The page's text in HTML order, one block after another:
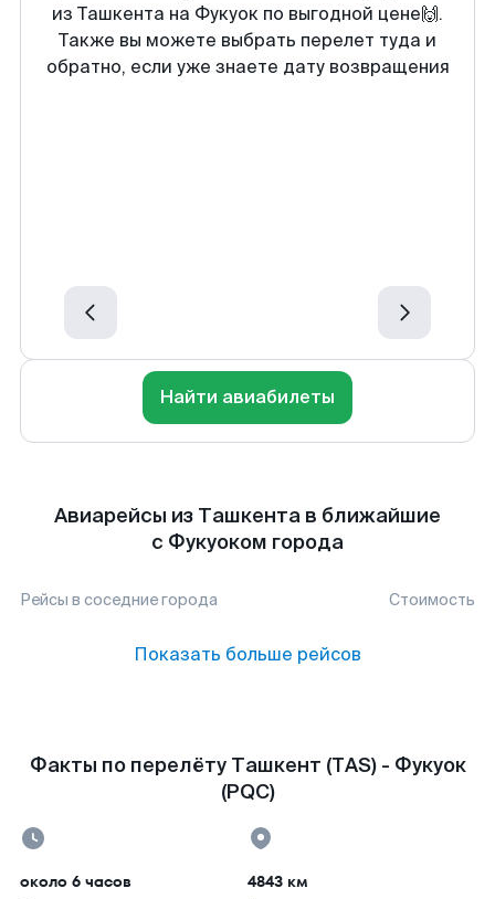
из Ташкента на Фукуок по выгодной цене🙌.
Также вы можете выбрать перелет туда и
обратно, если уже знаете дату возвращения
Найти авиабилеты
Авиарейсы из Ташкента в ближайшие
с Фукуоком города
Рейсы в соседние города Стоимость
Показать больше рейсов
Факты по перелёту Ташкент (TAS) - Фукуок
(PQC)
около 6 часов 4843 км